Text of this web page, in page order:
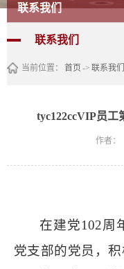
联系我们
联系我们
当前位置： 首页 -> 联系我们
tyc122ccVIP员工
作者：
在建党102周
党支部的党员，积